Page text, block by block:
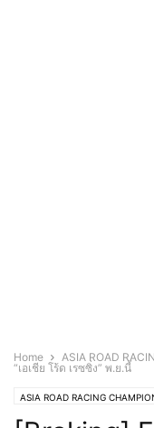
Home ASIA ROAD
“เอเชีย โร้ด เรซซิ่ง” พ.ย.นี้
ASIA ROAD RACING